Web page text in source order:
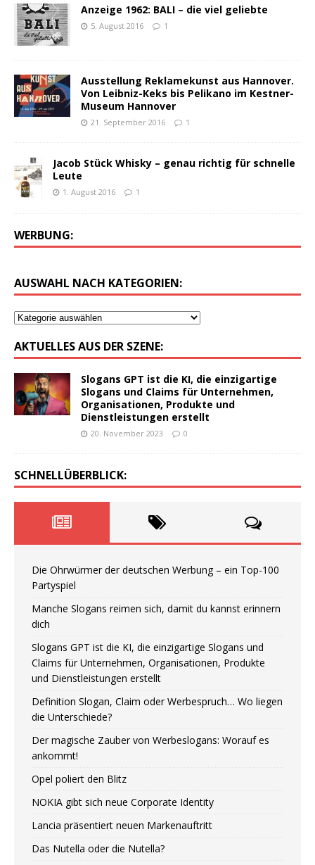
Anzeige 1962: BALI – die viel geliebte
5. August 2016 1
Ausstellung Reklamekunst aus Hannover.
Von Leibniz-Keks bis Pelikano im Kestner-
Museum Hannover
21. September 2016 1
Jacob Stück Whisky – genau richtig für schnelle
Leute
1. August 2016 1
WERBUNG:
AUSWAHL NACH KATEGORIEN:
AKTUELLES AUS DER SZENE:
Slogans GPT ist die KI, die einzigartige
Slogans und Claims für Unternehmen,
Organisationen, Produkte und
Dienstleistungen erstellt
20. November 2023 0
SCHNELLÜBERBLICK:
Die Ohrwürmer der deutschen Werbung – ein Top-100
Partyspiel
Manche Slogans reimen sich, damit du kannst erinnern
dich
Slogans GPT ist die KI, die einzigartige Slogans und
Claims für Unternehmen, Organisationen, Produkte
und Dienstleistungen erstellt
Definition Slogan, Claim oder Werbespruch… Wo liegen
die Unterschiede?
Der magische Zauber von Werbeslogans: Worauf es
ankommt!
Opel poliert den Blitz
NOKIA gibt sich neue Corporate Identity
Lancia präsentiert neuen Markenauftritt
Das Nutella oder die Nutella?